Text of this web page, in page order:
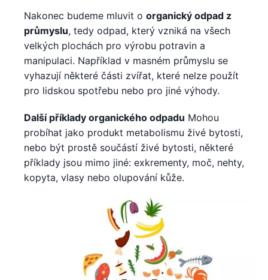
Nakonec budeme mluvit o organický odpad z
průmyslu, tedy odpad, který vzniká na všech
velkých plochách pro výrobu potravin a
manipulaci. Například v masném průmyslu se
vyhazují některé části zvířat, které nelze použít
pro lidskou spotřebu nebo pro jiné výhody.
Další příklady organického odpadu Mohou
probíhat jako produkt metabolismu živé bytosti,
nebo být prostě součástí živé bytosti, některé
příklady jsou mimo jiné: exkrementy, moč, nehty,
kopyta, vlasy nebo olupování kůže.